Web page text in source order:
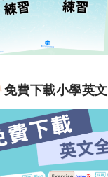
免費下載小學英